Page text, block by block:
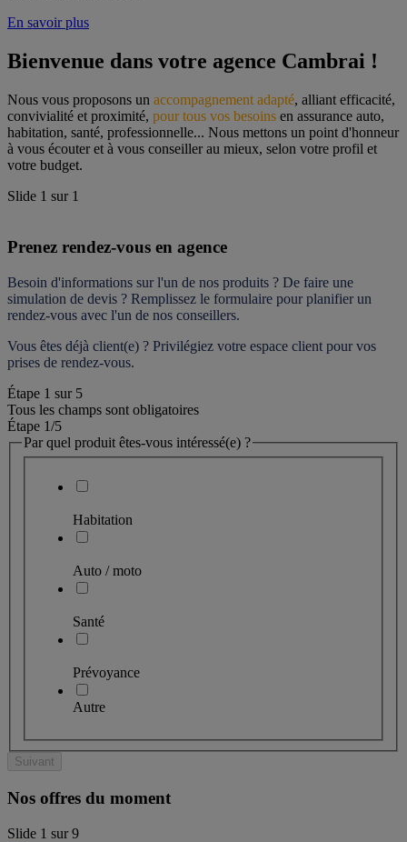
En savoir plus
Bienvenue dans votre agence Cambrai !
Nous vous proposons un accompagnement adapté, alliant efficacité,
convivialité et proximité, pour tous vos besoins en assurance auto,
habitation, santé, professionnelle... Nous mettons un point d'honneur
à vous écouter et à vous conseiller au mieux, selon votre profil et
votre budget.
Slide 1 sur 1
Prenez rendez-vous en agence
Besoin d'informations sur l'un de nos produits ? De faire une
simulation de devis ? Remplissez le formulaire pour planifier un
rendez-vous avec l'un de nos conseillers.
Vous êtes déjà client(e) ? Privilégiez votre espace client pour vos
prises de rendez-vous.
Étape 1 sur 5
Tous les champs sont obligatoires
Étape 1/5
Par quel produit êtes-vous intéressé(e) ?
Habitation
Auto / moto
Santé
Prévoyance
Autre
Suivant
Nos offres du moment
Slide 1 sur9